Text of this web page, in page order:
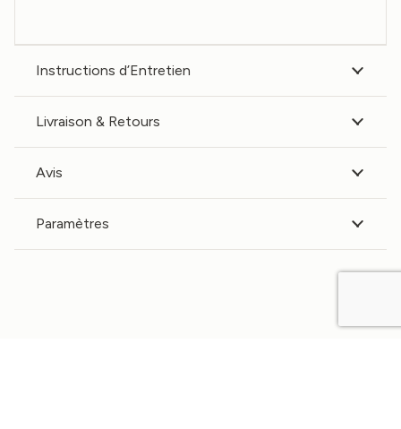
Instructions d’Entretien
Livraison & Retours
Avis
Paramètres